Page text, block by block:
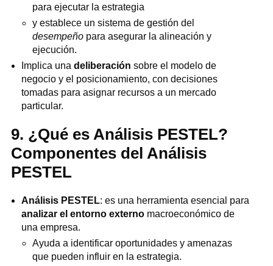
para ejecutar la estrategia
y establece un sistema de gestión del
desempeñopara asegurar la alineación y
ejecución.
Implica unadeliberación sobre el modelo de
negocio y el posicionamiento, con decisiones
tomadas para asignar recursos a un mercado
particular.
9. ¿Qué es Análisis PESTEL?
Componentes del Análisis
PESTEL
Análisis PESTEL: es una herramienta esencial para
analizar el entorno externo macroeconómico de
una empresa.
Ayuda a identificar oportunidades y amenazas
que pueden influir en la estrategia.